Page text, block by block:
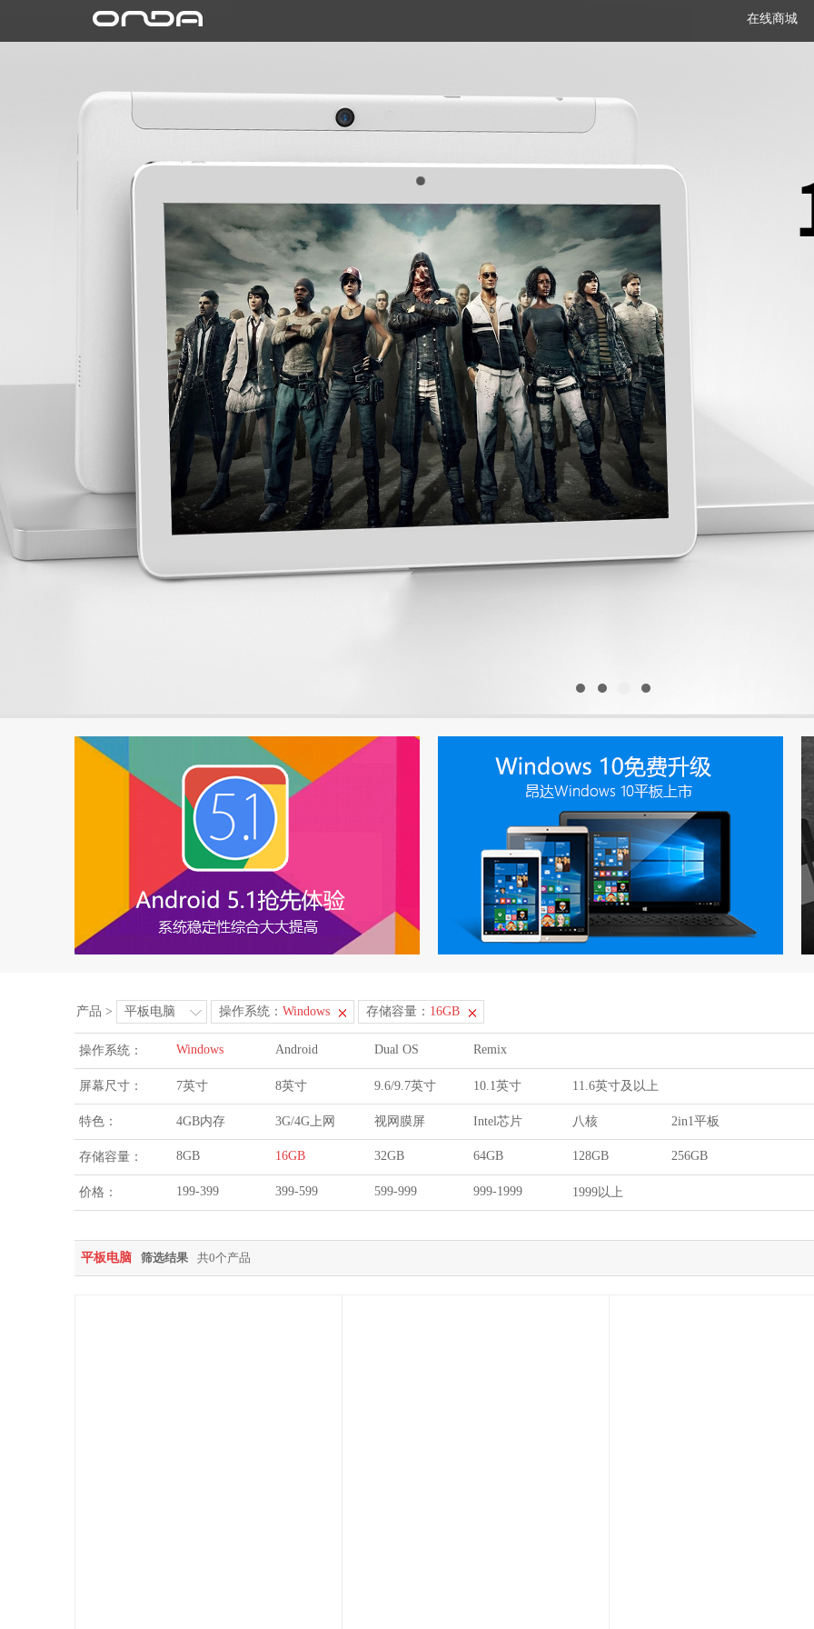
在线商城
笔记本
产品 > 平板电脑 操作系统： Windows 存储容量： 16GB
操作系统： Windows Android Dual OS Remix
屏幕尺寸： 7英寸 8英寸 9.6/9.7英寸 10.1英寸 11.6英寸及以上
特色： 4GB内存 3G/4G上网 视网膜屏 Intel芯片 八核 2in1平板
存储容量： 8GB 16GB 32GB 64GB 128GB 256GB
价格： 199-399 399-599 599-999 999-1999 1999以上
平板电脑 筛选结果 共0个产品